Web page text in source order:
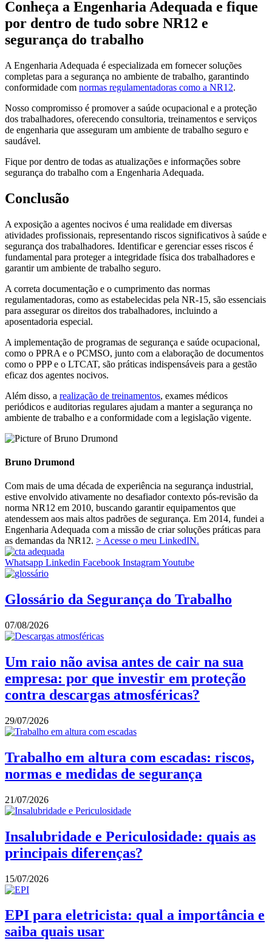
Conheça a Engenharia Adequada e fique
por dentro de tudo sobre NR12 e
segurança do trabalho
A Engenharia Adequada é especializada em fornecer soluções
completas para a segurança no ambiente de trabalho, garantindo
conformidade com normas regulamentadoras como a NR12.
Nosso compromisso é promover a saúde ocupacional e a proteção
dos trabalhadores, oferecendo consultoria, treinamentos e serviços
de engenharia que asseguram um ambiente de trabalho seguro e
saudável.
Fique por dentro de todas as atualizações e informações sobre
segurança do trabalho com a Engenharia Adequada.
Conclusão
A exposição a agentes nocivos é uma realidade em diversas
atividades profissionais, representando riscos significativos à saúde e
segurança dos trabalhadores. Identificar e gerenciar esses riscos é
fundamental para proteger a integridade física dos trabalhadores e
garantir um ambiente de trabalho seguro.
A correta documentação e o cumprimento das normas
regulamentadoras, como as estabelecidas pela NR-15, são essenciais
para assegurar os direitos dos trabalhadores, incluindo a
aposentadoria especial.
A implementação de programas de segurança e saúde ocupacional,
como o PPRA e o PCMSO, junto com a elaboração de documentos
como o PPP e o LTCAT, são práticas indispensáveis para a gestão
eficaz dos agentes nocivos.
Além disso, a realização de treinamentos, exames médicos
periódicos e auditorias regulares ajudam a manter a segurança no
ambiente de trabalho e a conformidade com a legislação vigente.
Bruno Drumond
Com mais de uma década de experiência na segurança industrial,
estive envolvido ativamente no desafiador contexto pós-revisão da
norma NR12 em 2010, buscando garantir equipamentos que
atendessem aos mais altos padrões de segurança. Em 2014, fundei a
Engenharia Adequada com a missão de criar soluções práticas para
as demandas da NR12. > Acesse o meu LinkedIN.
Whatsapp Linkedin Facebook InstagramYoutube
Glossário da Segurança do Trabalho
07/08/2026
Um raio não avisa antes de cair na sua
empresa: por que investir em proteção
contra descargas atmosféricas?
29/07/2026
Trabalho em altura com escadas: riscos,
normas e medidas de segurança
21/07/2026
Insalubridade e Periculosidade: quais as
principais diferenças?
15/07/2026
EPI para eletricista: qual a importância e
saiba quais usar